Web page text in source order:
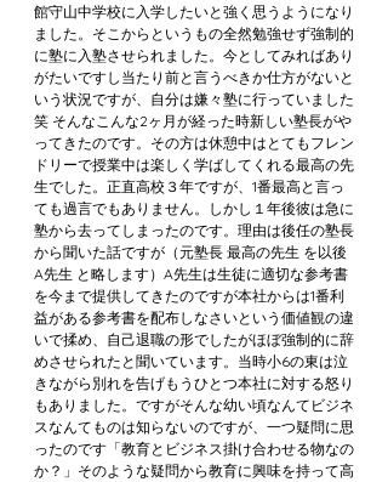
館守山中学校に入学したいと強く思うようになり
ました。そこからというもの全然勉強せず強制的
に塾に入塾させられました。今としてみればあり
がたいですし当たり前と言うべきか仕方がないと
いう状況ですが、自分は嫌々塾に行っていました
笑 そんなこんな2ヶ月が経った時新しい塾長がや
ってきたのです。その方は休憩中はとてもフレン
ドリーで授業中は楽しく学ばしてくれる最高の先
生でした。正直高校３年ですが、1番最高と言っ
ても過言でもありません。しかし１年後彼は急に
塾から去ってしまったのです。理由は後任の塾長
から聞いた話ですが（元塾長 最高の先生 を以後
A先生 と略します）A先生は生徒に適切な参考書
を今まで提供してきたのですが本社からは1番利
益がある参考書を配布しなさいという価値観の違
いで揉め、自己退職の形でしたがほぼ強制的に辞
めさせられたと聞いています。当時小6の東は泣
きながら別れを告げもうひとつ本社に対する怒り
もありました。ですがそんな幼い頃なんてビジネ
スなんてものは知らないのですが、一つ疑問に思
ったのです「教育とビジネス掛け合わせる物なの
か？」そのような疑問から教育に興味を持って高